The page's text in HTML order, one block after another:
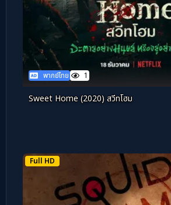
พากย์ไทย 1
Sweet Home (2020) สวีทโฮม
Full HD